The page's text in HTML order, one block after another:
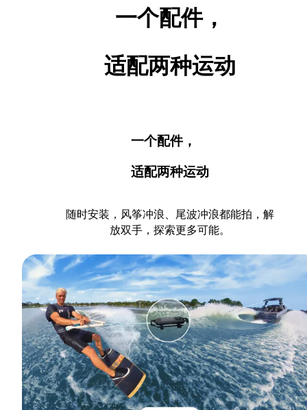
一个配件，
适配两种运动
一个配件，
适配两种运动
随时安装，风筝冲浪、尾波冲浪都能拍，解
放双手，探索更多可能。